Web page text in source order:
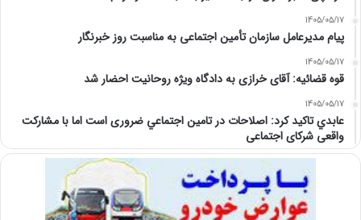
1405/05/17
پیام مدیرعامل سازمان تأمین اجتماعی به مناسبت روز خبرنگار
1405/05/17
قوه قضائیه: آقای خرازی به دادگاه ویژه روحانیت احضار شد
1405/05/17
عابدي تاكيد كرد: اصلاحات در تامين اجتماعي ضروری است اما با مشارکت
واقعی شرکای اجتماعی